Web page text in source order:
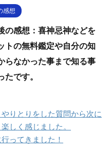
感想
の感想：喜神忌神などを
トの無料鑑定や自分の知
らなかった事まで知る事
です。
りとりをした質問から次に
しく感じました。
ってきました！